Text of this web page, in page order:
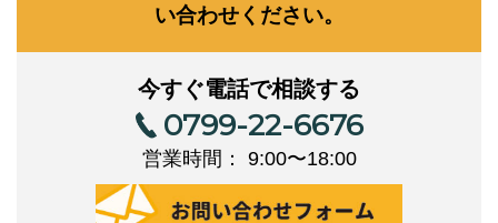
い合わせください。
今すぐ電話で相談する
0799-22-6676
営業時間： 9:00〜18:00